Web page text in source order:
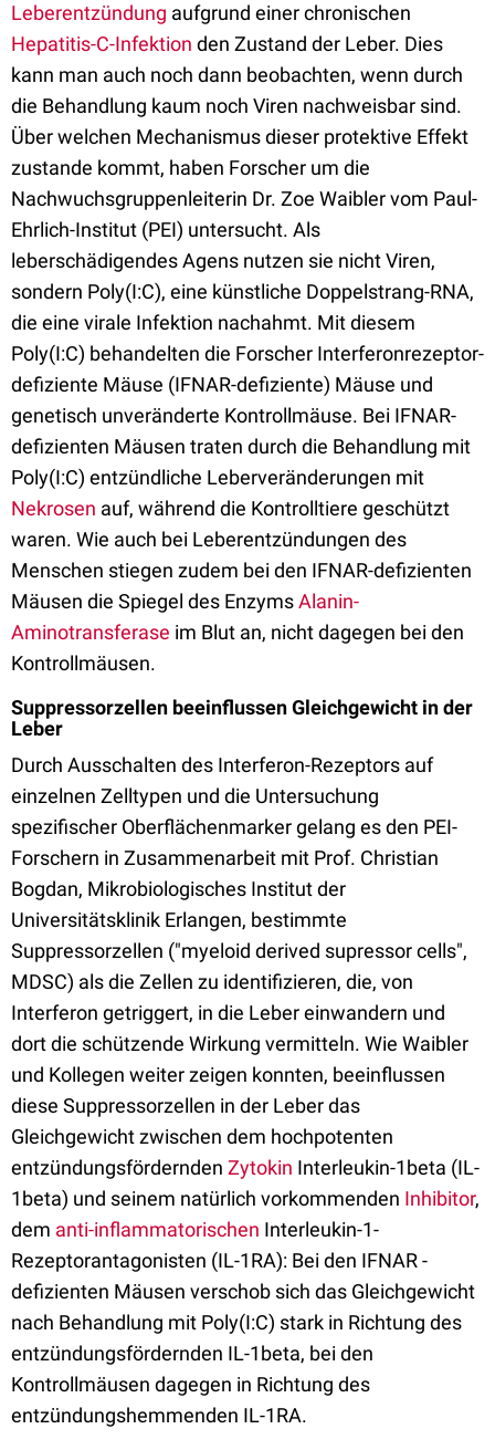
Leberentzündung aufgrund einer chronischen
Hepatitis-C-Infektion den Zustand der Leber. Dies
kann man auch noch dann beobachten, wenn durch
die Behandlung kaum noch Viren nachweisbar sind.
Über welchen Mechanismus dieser protektive Effekt
zustande kommt, haben Forscher um die
Nachwuchsgruppenleiterin Dr. Zoe Waibler vom Paul-
Ehrlich-Institut (PEI) untersucht. Als
leberschädigendes Agens nutzen sie nicht Viren,
sondern Poly(I:C), eine künstliche Doppelstrang-RNA,
die eine virale Infektion nachahmt. Mit diesem
Poly(I:C) behandelten die Forscher Interferonrezeptor-
defiziente Mäuse (IFNAR-defiziente) Mäuse und
genetisch unveränderte Kontrollmäuse. Bei IFNAR-
defizienten Mäusen traten durch die Behandlung mit
Poly(I:C) entzündliche Leberveränderungen mit
Nekrosen auf, während die Kontrolltiere geschützt
waren. Wie auch bei Leberentzündungen des
Menschen stiegen zudem bei den IFNAR-defizienten
Mäusen die Spiegel des EnzymsAlanin-
Aminotransferase im Blut an, nicht dagegen bei den
Kontrollmäusen.
Suppressorzellen beeinflussen Gleichgewicht in der
Leber
Durch Ausschalten des Interferon-Rezeptors auf
einzelnen Zelltypen und die Untersuchung
spezifischer Oberflächenmarker gelang es den PEI-
Forschern in Zusammenarbeit mit Prof. Christian
Bogdan, Mikrobiologisches Institut der
Universitätsklinik Erlangen, bestimmte
Suppressorzellen ("myeloid derived supressor cells",
MDSC) als die Zellen zu identifizieren, die, von
Interferon getriggert, in die Leber einwandern und
dort die schützende Wirkung vermitteln. Wie Waibler
und Kollegen weiter zeigen konnten, beeinflussen
diese Suppressorzellen in der Leber das
Gleichgewicht zwischen dem hochpotenten
entzündungsfördernden Zytokin Interleukin-1beta (IL-
1beta) und seinem natürlich vorkommenden Inhibitor,
dem anti-inflammatorischen Interleukin-1-
Rezeptorantagonisten (IL-1RA): Bei den IFNAR -
defizienten Mäusen verschob sich das Gleichgewicht
nach Behandlung mit Poly(I:C) stark in Richtung des
entzündungsfördernden IL-1beta, bei den
Kontrollmäusen dagegen in Richtung des
entzündungshemmenden IL-1RA.